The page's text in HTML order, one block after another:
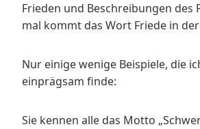
Frieden und Beschreibungen des
mal kommt das Wort Friede in
Nur einige wenige Beispiele, die
einprägsam finde:
Sie kennen alle das Motto